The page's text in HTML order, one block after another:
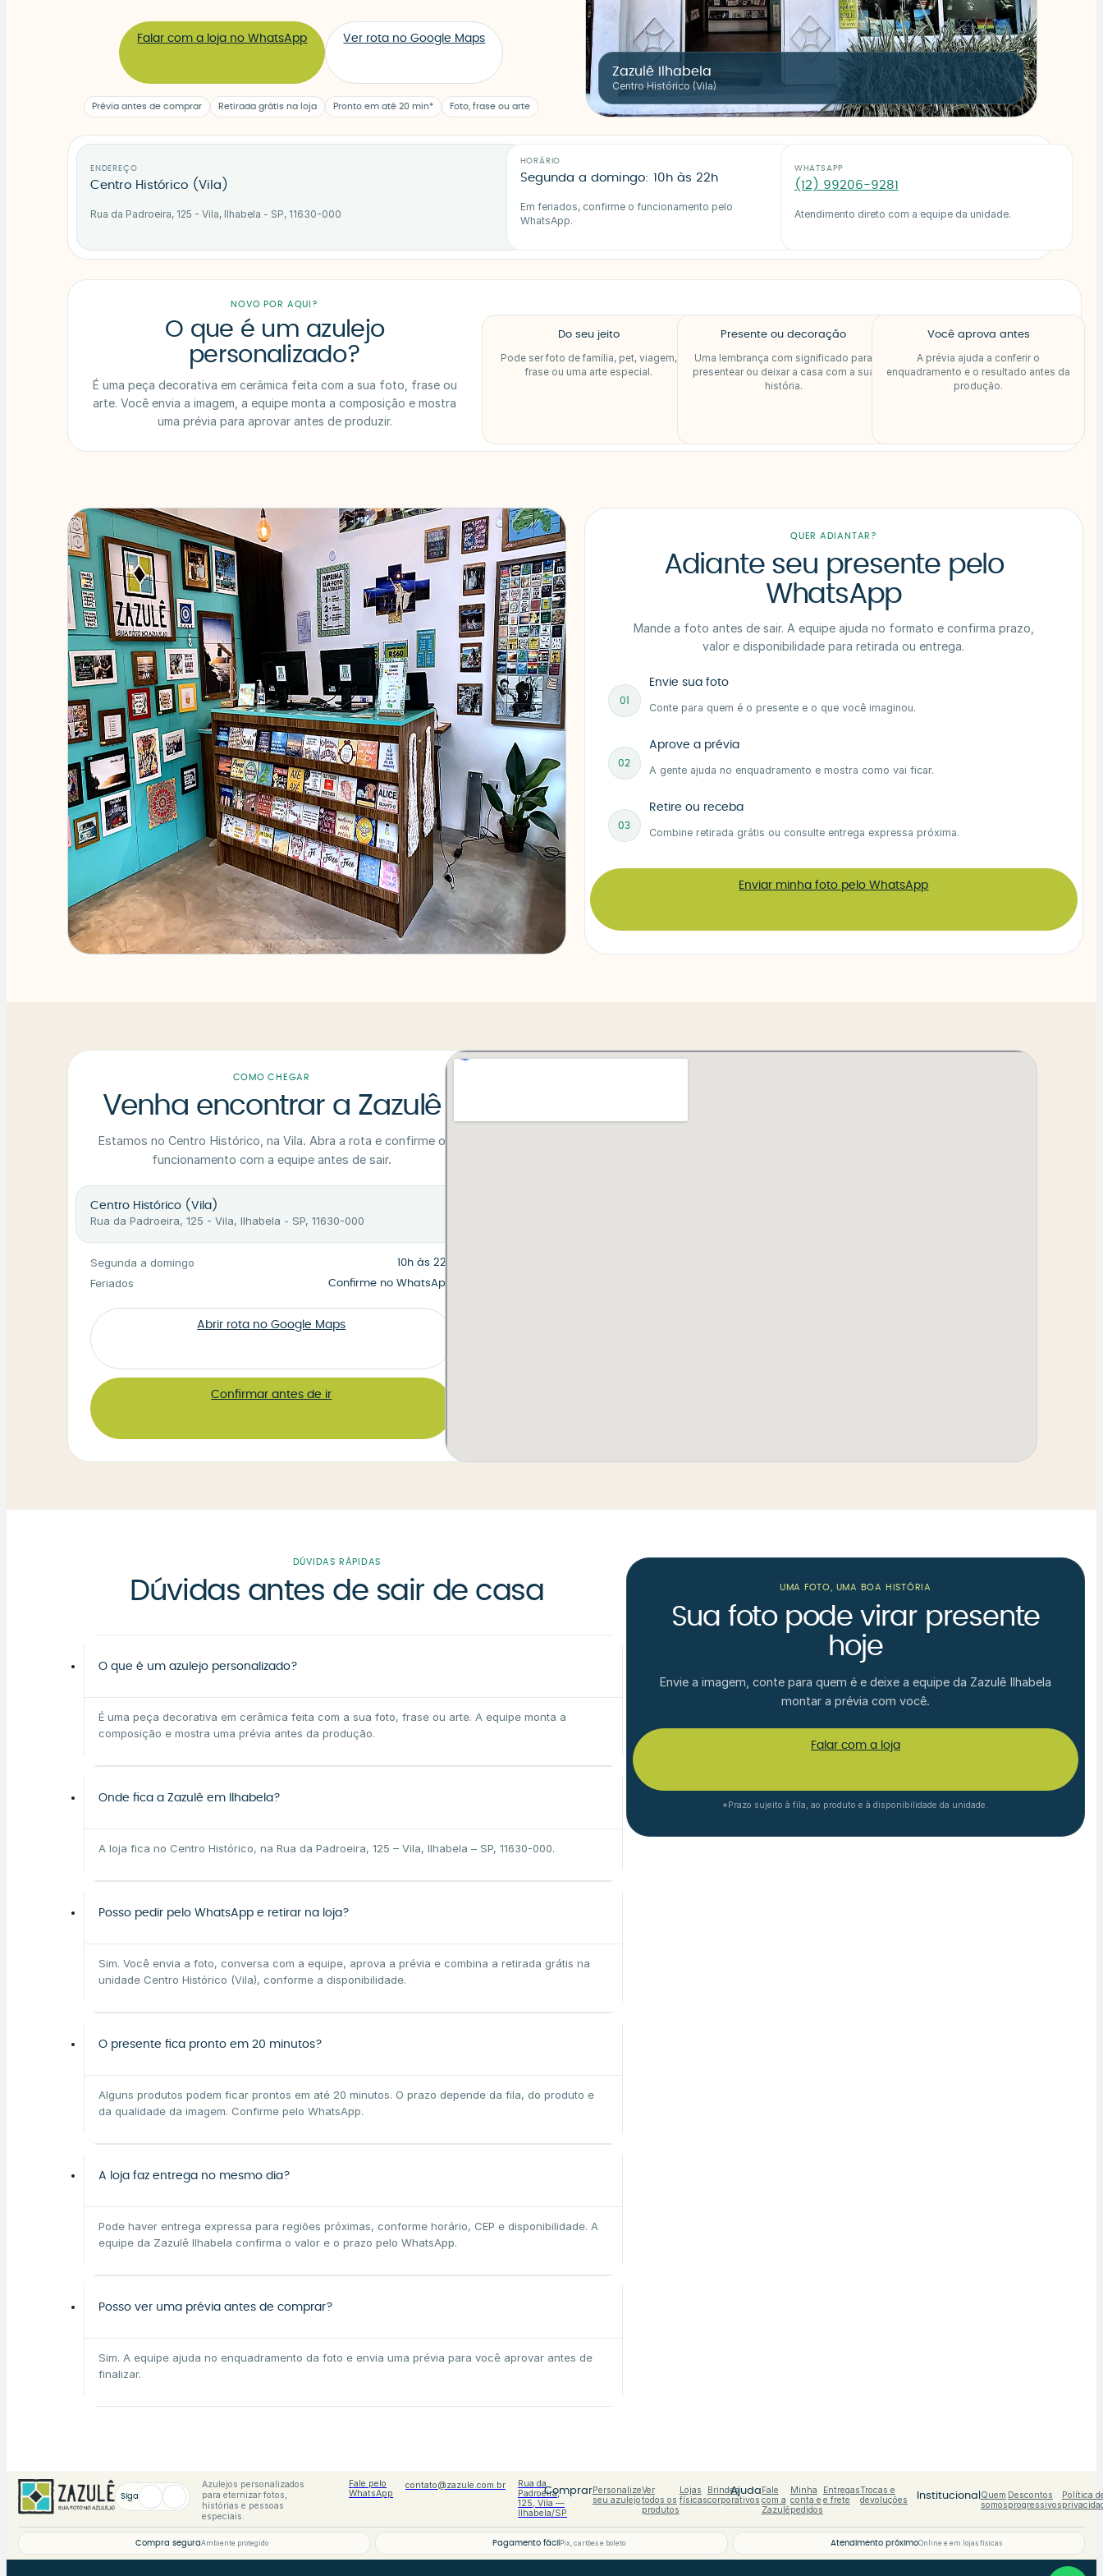
Falar com a loja no WhatsApp Ver rota no Google Maps
Prévia antes de comprar Retirada grátis na loja Pronto em até 20 min* Foto, frase ou arte
Zazulê Ilhabela
Centro Histórico (Vila)
ENDEREÇO
Centro Histórico (Vila)
Rua da Padroeira, 125 - Vila, Ilhabela - SP, 11630-000
HORÁRIO
Segunda a domingo: 10h às 22h
Em feriados, confirme o funcionamento pelo
WhatsApp.
WHATSAPP
(12) 99206-9281
Atendimento direto com a equipe da unidade.
NOVO POR AQUI?
O que é um azulejo
personalizado?
É uma peça decorativa em cerâmica feita com a sua foto, frase ou
arte. Você envia a imagem, a equipe monta a composição e mostra
uma prévia para aprovar antes de produzir.
Do seu jeito
Pode ser foto de família, pet, viagem,
frase ou uma arte especial.
Presente ou decoração
Uma lembrança com significado para
presentear ou deixar a casa com a sua
história.
Você aprova antes
A prévia ajuda a conferir o
enquadramento e o resultado antes da
produção.
QUER ADIANTAR?
Adiante seu presente pelo
WhatsApp
Mande a foto antes de sair. A equipe ajuda no formato e confirma prazo,
valor e disponibilidade para retirada ou entrega.
01
Envie sua foto
Conte para quem é o presente e o que você imaginou.
02
Aprove a prévia
A gente ajuda no enquadramento e mostra como vai ficar.
03
Retire ou receba
Combine retirada grátis ou consulte entrega expressa próxima.
Enviar minha foto pelo WhatsApp
COMO CHEGAR
Venha encontrar a Zazulê
Estamos no Centro Histórico, na Vila. Abra a rota e confirme o
funcionamento com a equipe antes de sair.
Centro Histórico (Vila)
Rua da Padroeira, 125 - Vila, Ilhabela - SP, 11630-000
Segunda a domingo 10h às 22h
Feriados Confirme no WhatsApp
Abrir rota no Google Maps
Confirmar antes de ir
DÚVIDAS RÁPIDAS
Dúvidas antes de sair de casa
O que é um azulejo personalizado?
É uma peça decorativa em cerâmica feita com a sua foto, frase ou arte. A equipe monta a
composição e mostra uma prévia antes da produção.
Onde fica a Zazulê em Ilhabela?
A loja fica no Centro Histórico, na Rua da Padroeira, 125 – Vila, Ilhabela – SP, 11630-000.
Posso pedir pelo WhatsApp e retirar na loja?
Sim. Você envia a foto, conversa com a equipe, aprova a prévia e combina a retirada grátis na
unidade Centro Histórico (Vila), conforme a disponibilidade.
O presente fica pronto em 20 minutos?
Alguns produtos podem ficar prontos em até 20 minutos. O prazo depende da fila, do produto e
da qualidade da imagem. Confirme pelo WhatsApp.
A loja faz entrega no mesmo dia?
Pode haver entrega expressa para regiões próximas, conforme horário, CEP e disponibilidade. A
equipe da Zazulê Ilhabela confirma o valor e o prazo pelo WhatsApp.
Posso ver uma prévia antes de comprar?
Sim. A equipe ajuda no enquadramento da foto e envia uma prévia para você aprovar antes de
finalizar.
UMA FOTO, UMA BOA HISTÓRIA
Sua foto pode virar presente
hoje
Envie a imagem, conte para quem é e deixe a equipe da Zazulê Ilhabela
montar a prévia com você.
Falar com a loja
*Prazo sujeito à fila, ao produto e à disponibilidade da unidade.
Siga
Azulejos personalizados
para eternizar fotos,
histórias e pessoas
especiais.
Fale pelo
WhatsApp
contato@zazule.com.br
Rua da
Padroeira,
125, Vila —
Ilhabela/SP
ComprarPersonalize
seu azulejo
Ver
todos os
produtos
Lojas
físicas
Brindes
corporativos
AjudaFale
com a
Zazulê
Minha
conta e
pedidos
Entregas
e frete
Trocas e
devoluções
Institucional Quem
somos
Descontos
progressivos
Política
Compra seguraAmbiente protegido Pagamento fácil Pix, cartões e boleto Atendimento próximoOnline e em lojas físicas